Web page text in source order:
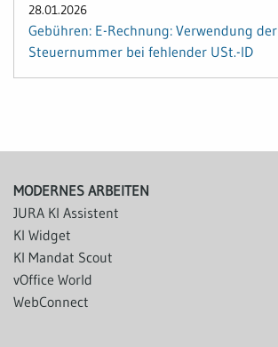
28.01.2026
Gebühren: E-Rechnung: Verwendung der
Steuernummer bei fehlender USt.-ID
MODERNES ARBEITEN
JURA KI Assistent
KI Widget
KI Mandat Scout
vOffice World
WebConnect